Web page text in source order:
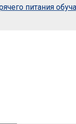
питания